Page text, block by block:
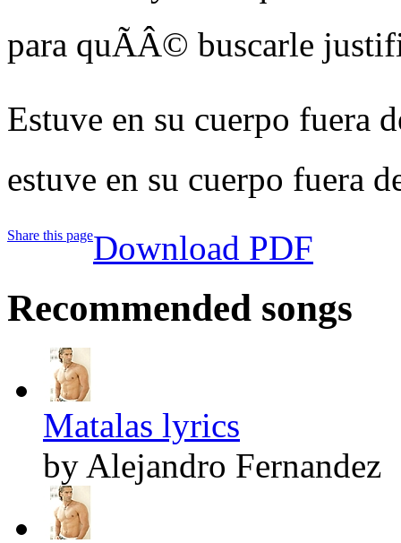
para quÃÂ© buscarle
Estuve en su cuerpo fuera
estuve en su cuerpo fuera
Share this pageDownload PDF
Recommended songs
Matalas lyrics
by Alejandro Fernandez